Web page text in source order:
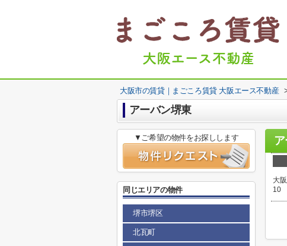
大阪市の賃貸｜まごころ賃貸 大阪エース不動産
アーバン堺東
大
10
▼ご希望の物件をお探しします
同じエリアの物件
堺市堺区
北瓦町